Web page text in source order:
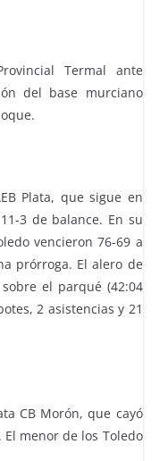
Termal ante
del base murciano
Plata, que sigue en
3 de balance. En su
vencieron 76-69 a
prórroga. El alero de
el parqué (42:04
2 asistencias y 21
CB Morón, que cayó
El menor de los Toledo